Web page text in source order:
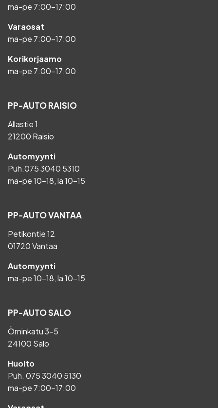
ma-pe 7:00-17:00
Varaosat
ma-pe 7:00-17:00
Korikorjaamo
ma-pe 7:00-17:00
PP-AUTO RAISIO
Allastie 1
21200 Raisio
Automyynti
Puh.075 3040 5310
ma-pe 10-18, la 10-15
PP-AUTO VANTAA
Petikontie 12
01720 Vantaa
Automyynti
ma-pe 10-18, la 10-15
PP-AUTO SALO
Örninkatu 3-5
24100 Salo
Huolto
Puh. 075 3040 5130
ma-pe 7:00-17:00